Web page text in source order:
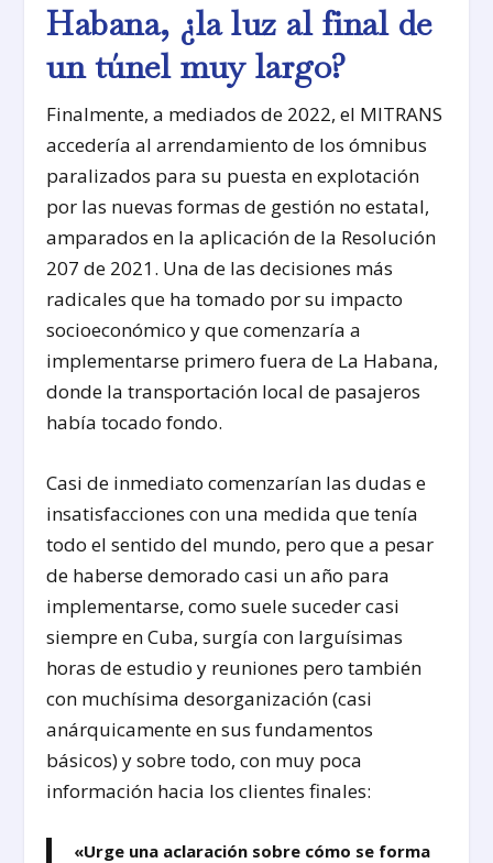
Habana, ¿la luz al final de
un túnel muy largo?
Finalmente, a mediados de 2022, el MITRANS
accedería al arrendamiento de los ómnibus
paralizados para su puesta en explotación
por las nuevas formas de gestión no estatal,
amparados en la aplicación de la Resolución
207 de 2021. Una de las decisiones más
radicales que ha tomado por su impacto
socioeconómico y que comenzaría a
implementarse primero fuera de La Habana,
donde la transportación local de pasajeros
había tocado fondo.
Casi de inmediato comenzarían las dudas e
insatisfacciones con una medida que tenía
todo el sentido del mundo, pero que a pesar
de haberse demorado casi un año para
implementarse, como suele suceder casi
siempre en Cuba, surgía con larguísimas
horas de estudio y reuniones pero también
con muchísima desorganización (casi
anárquicamente en sus fundamentos
básicos) y sobre todo, con muy poca
información hacia los clientes finales:
«Urge una aclaración sobre cómo se forma